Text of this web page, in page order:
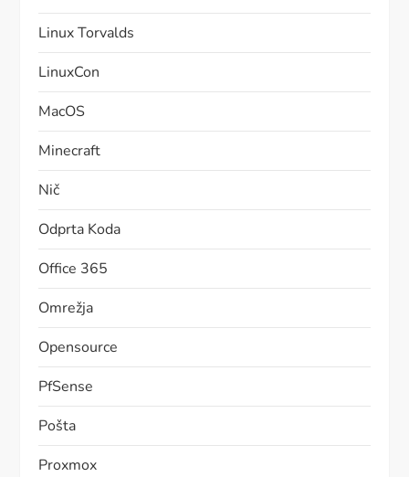
Linux Torvalds
LinuxCon
MacOS
Minecraft
Nič
Odprta Koda
Office 365
Omrežja
Opensource
PfSense
Pošta
Proxmox